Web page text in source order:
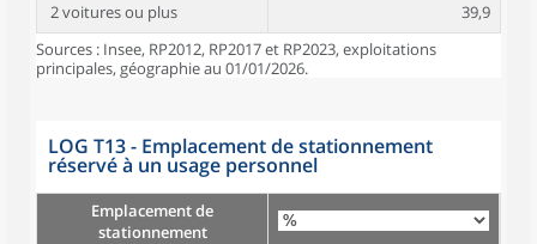
2 voitures ou plus
39,9
Sources : Insee, RP2012, RP2017 et RP2023, exploitations
principales, géographie au 01/01/2026.
LOG T13 - Emplacement de stationnement
réservé à un usage personnel
Emplacement de
stationnement